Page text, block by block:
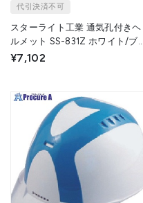
代引決済不可
スターライト工業 通気孔付きヘ
ルメット SS-831Z ホワイト/ブル
ー フェースシールド付 FS-831-
¥7,102